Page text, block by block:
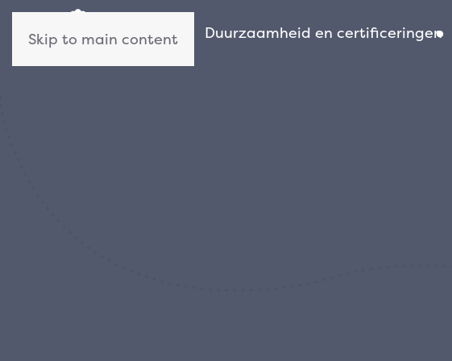
Skip to main content
Wie wij zijn Duurzaamheid en certificeringen